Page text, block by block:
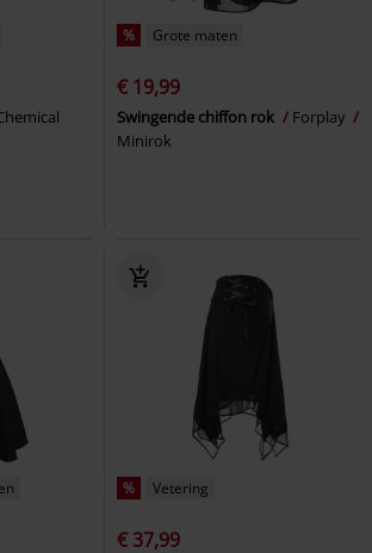
% Grote maten
€ 19,99
Swingende chiffon rok
Forplay
Minirok
% Vetering
€ 37,99